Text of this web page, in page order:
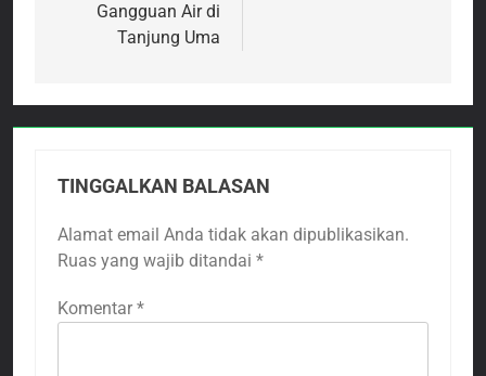
Gangguan Air di
Tanjung Uma
TINGGALKAN BALASAN
Alamat email Anda tidak akan dipublikasikan.
Ruas yang wajib ditandai *
Komentar *